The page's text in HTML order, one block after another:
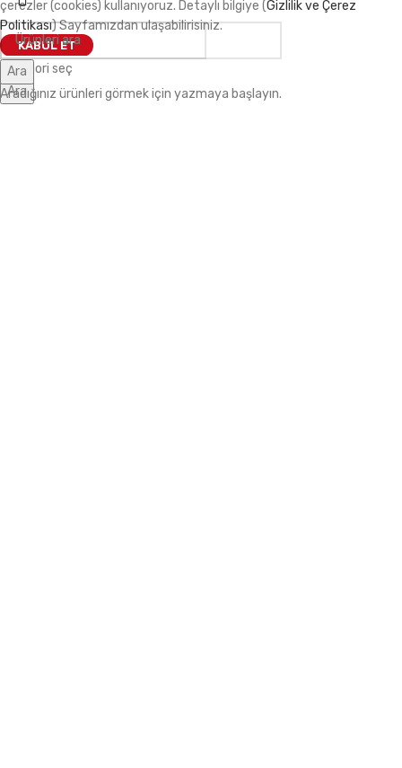
Kategori seç
Ara
Ara
Aradığınız ürünleri görmek için yazmaya başlayın.
çerezler (cookies) kullanıyoruz. Detaylı bilgiye (Gizlilik ve Çerez
Politikası) Sayfamızdan ulaşabilirisiniz.
KABUL ET